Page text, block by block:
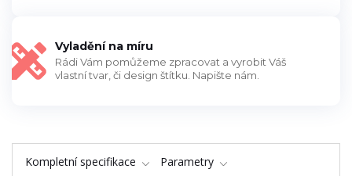
Vyladění na míru
Rádi Vám pomůžeme zpracovat a vyrobit Váš
vlastní tvar, či design štítku. Napište nám.
Kompletní specifikace Parametry